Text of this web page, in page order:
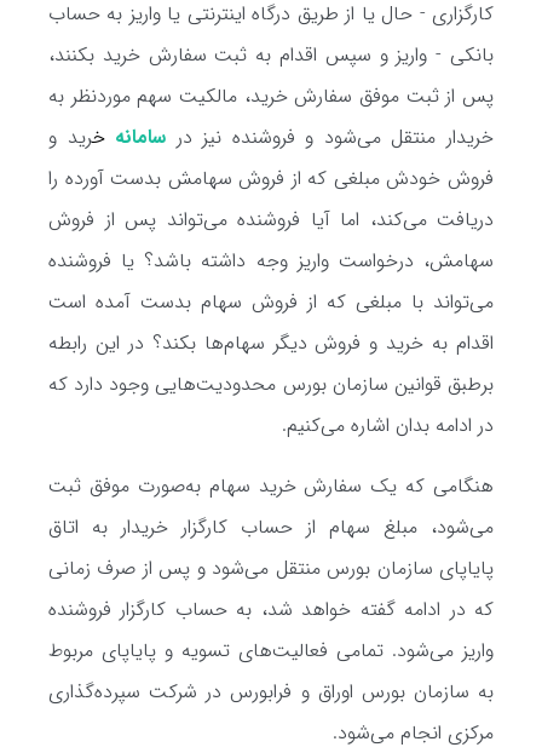
کارگزاری - حال یا از طریق درگاه اینترنتی یا واریز به حساب
بانکی - واریز و سپس اقدام به ثبت سفارش خرید بکنند،
پس از ثبت موفق سفارش خرید، مالکیت سهم موردنظر به
خریدار منتقل می‌شود و فروشنده نیز در سامانه خرید و
فروش خودش مبلغی که از فروش سهامش بدست آورده را
دریافت می‌کند، اما آیا فروشنده می‌تواند پس از فروش
سهامش، درخواست واریز وجه داشته باشد؟ یا فروشنده
می‌تواند با مبلغی که از فروش سهام بدست آمده است
اقدام به خرید و فروش دیگر سهام‌ها بکند؟ در این رابطه
برطبق قوانین سازمان بورس محدودیت‌هایی وجود دارد که
در ادامه بدان اشاره می‌کنیم.
هنگامی که یک سفارش خرید سهام به‌صورت موفق ثبت
می‌شود، مبلغ سهام از حساب کارگزار خریدار به اتاق
پایاپای سازمان بورس منتقل می‌شود و پس از صرف زمانی
که در ادامه گفته خواهد شد، به حساب کارگزار فروشنده
واریز می‌شود. تمامی فعالیت‌های تسویه و پایاپای مربوط
به سازمان بورس اوراق و فرابورس در شرکت سپرده‌گذاری
مرکزی انجام می‌شود.